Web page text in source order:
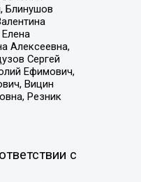
Блинушов
Алексеевна,
Сергей
Ефимович,
Вицин
Резник
с